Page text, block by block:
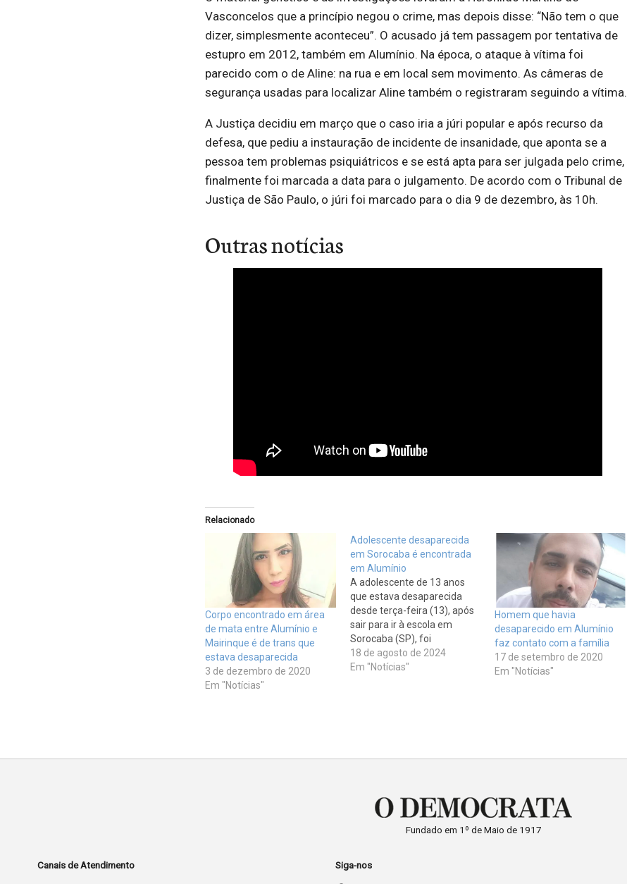
Vasconcelos que a princípio negou o crime, mas depois disse: “Não tem o que
dizer, simplesmente aconteceu”. O acusado já tem passagem por tentativa de
estupro em 2012, também em Alumínio. Na época, o ataque à vítima foi
parecido com o de Aline: na rua e em local sem movimento. As câmeras de
segurança usadas para localizar Aline também o registraram seguindo a vítima.
A Justiça decidiu em março que o caso iria a júri popular e após recurso da
defesa, que pediu a instauração de incidente de insanidade, que aponta se a
pessoa tem problemas psiquiátricos e se está apta para ser julgada pelo crime,
finalmente foi marcada a data para o julgamento. De acordo com o Tribunal de
Justiça de São Paulo, o júri foi marcado para o dia 9 de dezembro, às 10h.
Outras notícias
Relacionado
Corpo encontrado em área
de mata entre Alumínio e
Mairinque é de trans que
estava desaparecida
3 de dezembro de 2020
Em "Notícias"
Adolescente desaparecida
em Sorocaba é encontrada
em Alumínio
A adolescente de 13 anos
que estava desaparecida
desde terça-feira (13), após
sair para ir à escola em
Sorocaba (SP), foi
encontrada neste sábado
(18) na cidade de Alumínio
18 de agosto de 2024
Em "Notícias"
Homem que havia
desaparecido em Alumínio
faz contato com a família
17 de setembro de 2020
Em "Notícias"
Fundado em 1º de Maio de 1917
Canais de Atendimento Siga-nos